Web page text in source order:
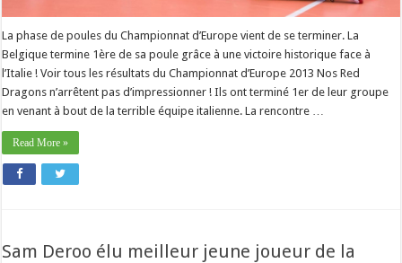
La phase de poules du Championnat d’Europe vient de se terminer. La
Belgique termine 1ère de sa poule grâce à une victoire historique face à
l’Italie ! Voir tous les résultats du Championnat d’Europe 2013 Nos Red
Dragons n’arrêtent pas d’impressionner ! Ils ont terminé 1er de leur groupe
en venant à bout de la terrible équipe italienne. La rencontre …
Read More »
Sam Deroo élu meilleur jeune joueur de la